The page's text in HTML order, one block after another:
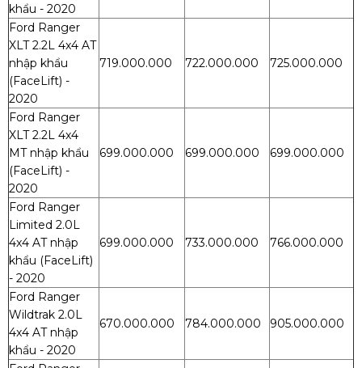
khẩu - 2020
Ford Ranger
XLT 2.2L 4x4 AT
nhập khẩu
(FaceLift) -
2020
719.000.000 722.000.000 725.000.000
Ford Ranger
XLT 2.2L 4x4
MT nhập khẩu
(FaceLift) -
2020
699.000.000 699.000.000 699.000.000
Ford Ranger
Limited 2.0L
4x4 AT nhập
khẩu (FaceLift)
- 2020
699.000.000 733.000.000 766.000.000
Ford Ranger
Wildtrak 2.0L
4x4 AT nhập
khẩu - 2020
670.000.000 784.000.000 905.000.000